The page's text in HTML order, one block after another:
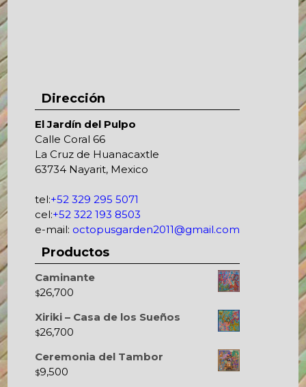
Dirección
El Jardín del Pulpo
Calle Coral 66
La Cruz de Huanacaxtle
63734 Nayarit, Mexico
tel:+52 329 295 5071
cel:+52 322 193 8503
e-mail: octopusgarden2011@gmail.com
Productos
Caminante
$26,700
Xiriki – Casa de los Sueños
$26,700
Ceremonia del Tambor
$9,500